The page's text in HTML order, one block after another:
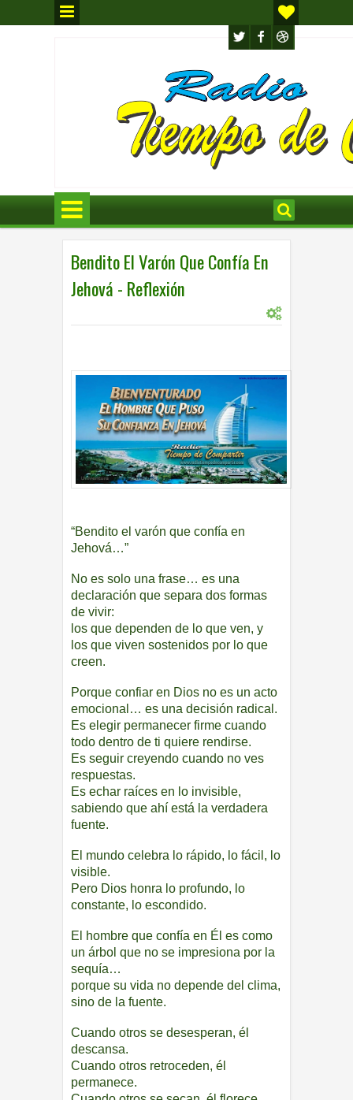
Bendito El Varón Que Confía En
Jehová - Reflexión
“Bendito el varón que confía en
Jehová…”
No es solo una frase… es una
declaración que separa dos formas
de vivir:
los que dependen de lo que ven, y
los que viven sostenidos por lo que
creen.
Porque confiar en Dios no es un acto
emocional… es una decisión radical.
Es elegir permanecer firme cuando
todo dentro de ti quiere rendirse.
Es seguir creyendo cuando no ves
respuestas.
Es echar raíces en lo invisible,
sabiendo que ahí está la verdadera
fuente.
El mundo celebra lo rápido, lo fácil, lo
visible.
Pero Dios honra lo profundo, lo
constante, lo escondido.
El hombre que confía en Él es como
un árbol que no se impresiona por la
sequía…
porque su vida no depende del clima,
sino de la fuente.
Cuando otros se desesperan, él
descansa.
Cuando otros retroceden, él
permanece.